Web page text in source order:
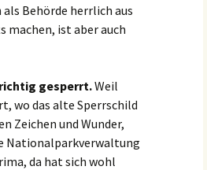
Behörde herrlich aus
machen, ist aber auch
gesperrt.Weil
wo das alte Sperrschild
Zeichen und Wunder,
Nationalparkverwaltung
da hat sich wohl